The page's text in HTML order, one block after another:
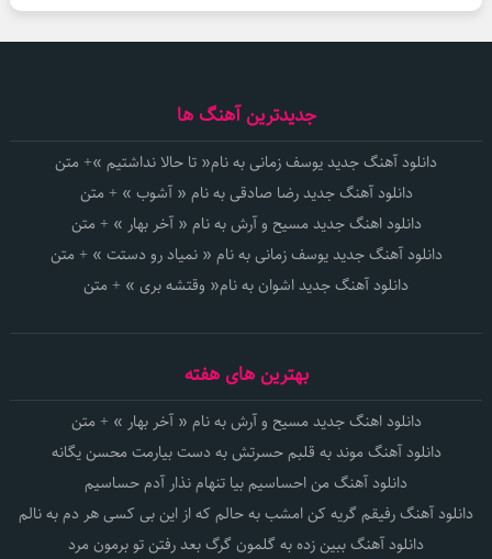
جدیدترین آهنگ ها
دانلود آهنگ جدید یوسف زمانی به نام« تا حالا نداشتیم »+ متن
دانلود آهنگ جدید رضا صادقی به نام « آشوب » + متن
دانلود اهنگ جدید مسیح و آرش به نام « آخر بهار » + متن
دانلود آهنگ جدید یوسف زمانی به نام « نمیاد رو دستت » + متن
دانلود آهنگ جدید اشوان به نام« وقتشه بری » + متن
بهترین های هفته
دانلود اهنگ جدید مسیح و آرش به نام « آخر بهار » + متن
دانلود آهنگ موند به قلبم حسرتش به دست بیارمت محسن یگانه
دانلود آهنگ من احساسیم بیا تنهام نذار آدم حساسیم
دانلود آهنگ رفیقم گریه کن امشب به حالم که از این بی کسی هر دم به نالم
دانلود آهنگ ببین زده به گلمون گرگ بعد رفتن تو برمون مرد